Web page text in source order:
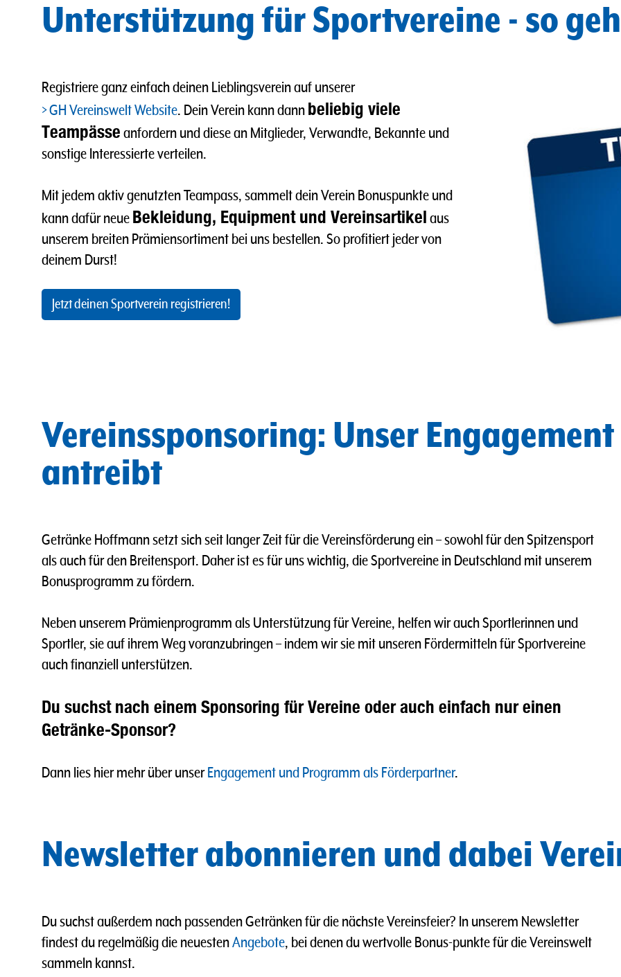
Unterstützung für Sportvereine - so
Registriere ganz einfach deinen Lieblingsverein auf unserer
GH Vereinswelt Website. Dein Verein kann dann beliebig viele
Teampässe anfordern und diese an Mitglieder, Verwandte, Bekannte und
sonstige Interessierte verteilen.
Mit jedem aktiv genutzten Teampass, sammelt dein Verein Bonuspunkte und
kann dafür neue Bekleidung, Equipment und Vereinsartikel aus
unserem breiten Prämiensortiment bei uns bestellen. So profitiert jeder von
deinem Durst!
Jetzt deinen Sportverein registrieren!
Vereinssponsoring: Unser
antreibt
Getränke Hoffmann setzt sich seit langer Zeit für die Vereinsförderung ein – sowohl für den Spitzensport
als auch für den Breitensport. Daher ist es für uns wichtig, die Sportvereine in Deutschland mit unserem
Bonusprogramm zu fördern.
Neben unserem Prämienprogramm als Unterstützung für Vereine, helfen wir auch Sportlerinnen und
Sportler, sie auf ihrem Weg voranzubringen – indem wir sie mit unseren Fördermitteln für Sportvereine
auch finanziell unterstützen.
Du suchst nach einem Sponsoring für Vereine oder auch einfach nur einen
Getränke-Sponsor?
Dann lies hier mehr über unserEngagement und Programm als Förderpartner.
Newsletter abonnieren und dabei
Du suchst außerdem nach passenden Getränken für die nächste Vereinsfeier? In unserem Newsletter
findest du regelmäßig die neuestenAngebote, bei denen du wertvolle Bonus-punkte für die Vereinswelt
sammeln kannst.